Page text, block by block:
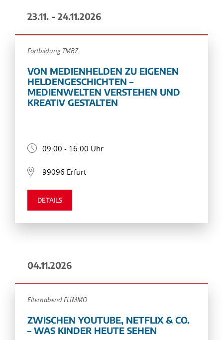
23.11. - 24.11.2026
Fortbildung TMBZ
VON MEDIENHELDEN ZU EIGENEN
HELDENGESCHICHTEN –
MEDIENWELTEN VERSTEHEN UND
KREATIV GESTALTEN
09:00 - 16:00 Uhr
99096 Erfurt
DETAILS
04.11.2026
Elternabend FLIMMO
ZWISCHEN YOUTUBE, NETFLIX & CO.
– WAS KINDER HEUTE SEHEN